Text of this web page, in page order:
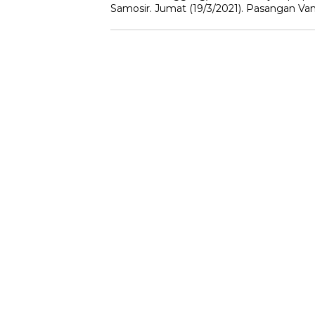
Samosir. Jumat (19/3/2021). Pasangan